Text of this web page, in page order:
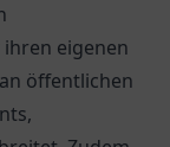
eigenen
öffentlichen